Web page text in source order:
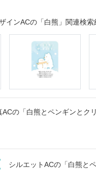
インACの「白熊」関連検索
ACの「白熊とペンギンとク
シルエットACの「白熊と